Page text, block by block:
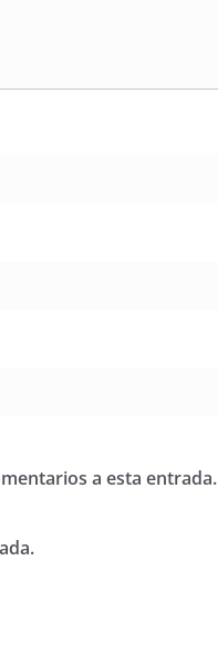
a esta entrada.